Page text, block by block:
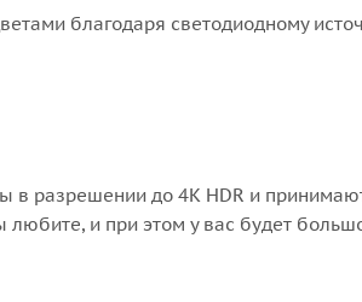
благодаря светодиодному
в разрешении до 4K HDR и
любите, и при этом у вас будет